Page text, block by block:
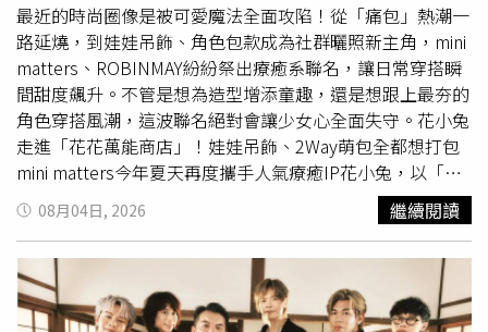
最近的時尚圈像是被可愛魔法全面攻陷！從「痛包」熱潮一
路延燒，到娃娃吊飾、角色包款成為社群曬照新主角，mini
matters、ROBINMAY紛紛祭出療癒系聯名，讓日常穿搭瞬
間甜度飆升。不管是想為造型增添童趣，還是想跟上最夯的
角色穿搭風潮，這波聯名絕對會讓少女心全面失守。花小兔
走進「花花萬能商店」！娃娃吊飾、2Way萌包全都想打包
mini matters今年夏天再度攜手人氣療癒IP花小兔，以「花
花萬能商店」為靈感，打造一系列充滿童趣與想像力的限定
商品，將擅長的日系復古風格，與花小兔標誌性的療癒魅力
完美融合。服飾系列延續品牌一貫的清新日系輪廓，從花小
兔牛仔七分褲到蛋糕牛仔裙，都以深色丹寧結合對比車縫線
設計，不僅修飾身形比例，也替復古丹寧增添更多俏皮層
08月04日, 2026 繼續閱讀